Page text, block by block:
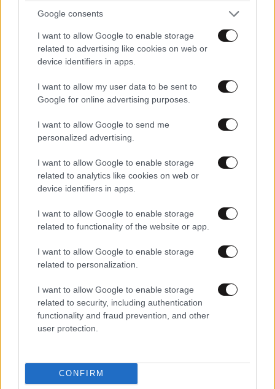
Google consents
I want to allow Google to enable storage
related to advertising like cookies on web or
device identifiers in apps.
I want to allow my user data to be sent to
Google for online advertising purposes.
I want to allow Google to send me
personalized advertising.
I want to allow Google to enable storage
related to analytics like cookies on web or
device identifiers in apps.
I want to allow Google to enable storage
related to functionality of the website or app.
I want to allow Google to enable storage
related to personalization.
I want to allow Google to enable storage
related to security, including authentication
functionality and fraud prevention, and other
user protection.
CONFIRM
Newsbeast
στο Viber και
μάθετε πρώτοιτασημαντικότερα νέα